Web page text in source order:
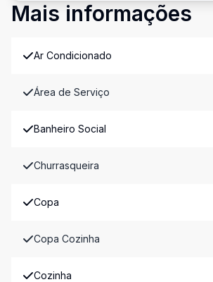
Mais informações
Ar Condicionado
Área de Serviço
Banheiro Social
Churrasqueira
Copa
Copa Cozinha
Cozinha